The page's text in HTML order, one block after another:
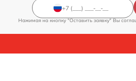
Нажимая на кнопку "Оставить заявку" Вы